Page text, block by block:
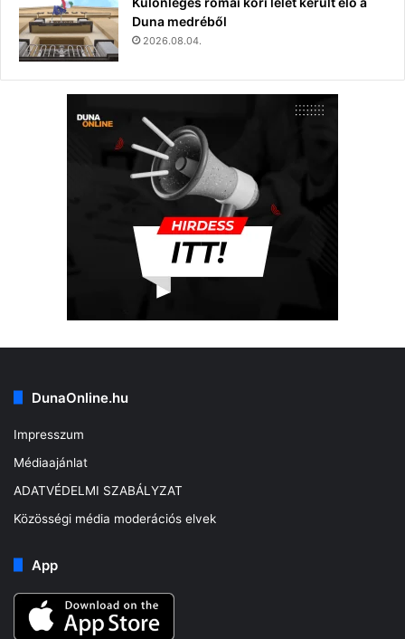
Duna medréből
2026.08.04.
DunaOnline.hu
Impresszum
Médiaajánlat
ADATVÉDELMI SZABÁLYZAT
Közösségi média moderációs elvek
App